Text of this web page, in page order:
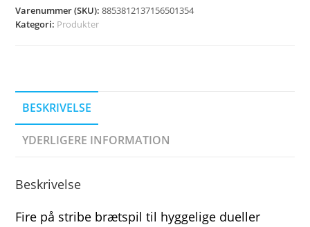
Varenummer (SKU):8853812137156501354
Kategori: Produkter
BESKRIVELSE
YDERLIGERE INFORMATION
Beskrivelse
Fire på stribe brætspil til hyggelige dueller